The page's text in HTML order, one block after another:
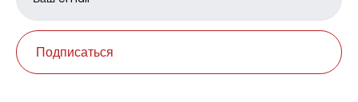
address
Подписаться